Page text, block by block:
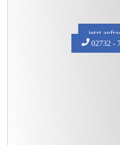
jetzt
02732 -